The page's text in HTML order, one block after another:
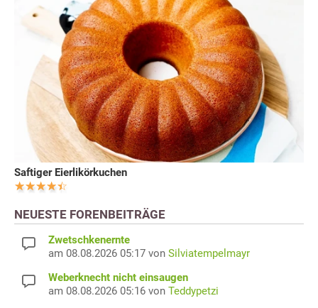
Saftiger Eierlikörkuchen
NEUESTE FORENBEITRÄGE
Zwetschkenernte
am 08.08.2026 05:17 von Silviatempelmayr
Weberknecht nicht einsaugen
am 08.08.2026 05:16 von Teddypetzi